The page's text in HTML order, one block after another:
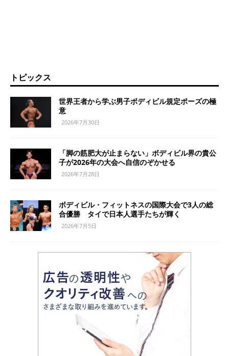
トピックス
世界王者から学ぶ男子ボディビル規定ポーズの極
意
2026年7月30日
「脚の筋肥大が止まらない」ボディビル界の貴公
子が2026年の大会へ自信のぞかせる
2026年7月28日
ボディビル・フィットネスの国際大会で3人の総
合優勝 タイで日本人選手たちが輝く
2026年7月5日